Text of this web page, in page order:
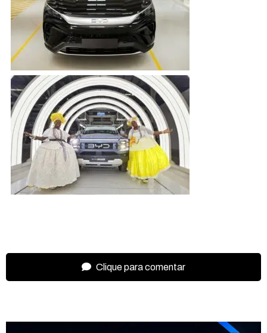
Clique para comentar